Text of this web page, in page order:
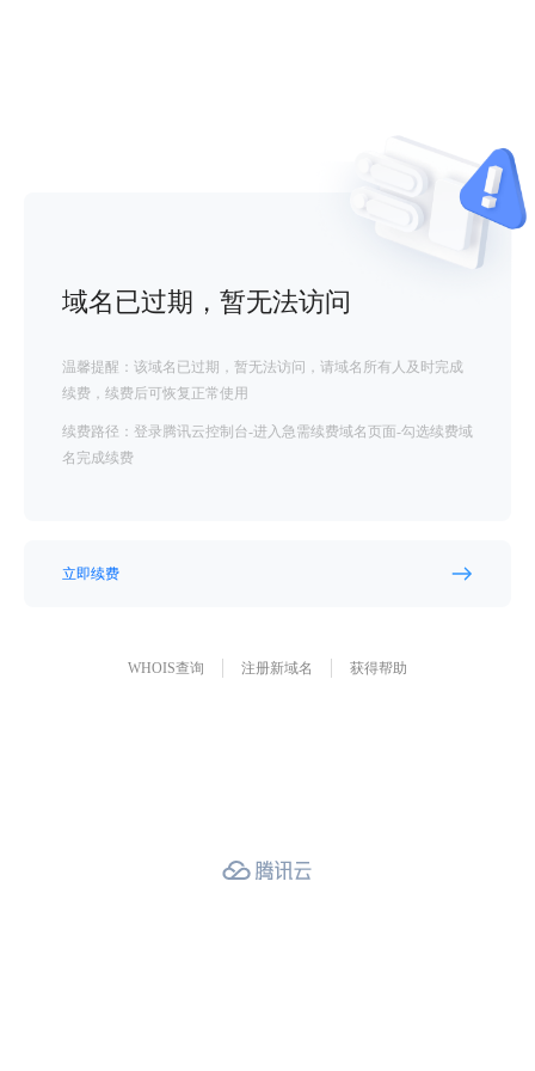
域名已过期，暂无法访问
温馨提醒：该域名已过期，暂无法访问，请域名所有人及时完成
续费，续费后可恢复正常使用
续费路径：登录腾讯云控制台-进入急需续费域名页面-勾选续费域
名完成续费
立即续费
WHOIS查询 注册新域名 获得帮助